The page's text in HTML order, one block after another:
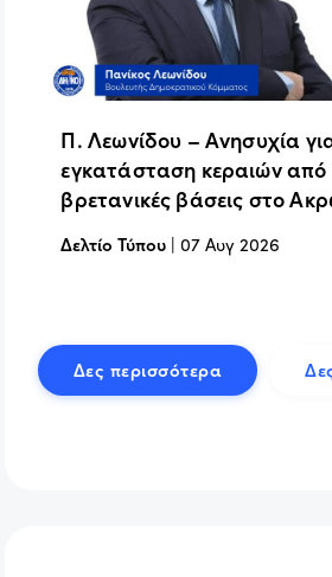
Π. Λεωνίδου – Ανησυχία
εγκατάσταση κεραιών από
βρετανικές βάσεις στο
Δελτίο Τύπου |07 Αυγ 2026
Δες περισσότερα